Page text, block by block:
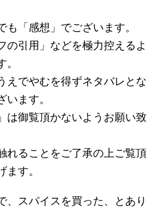
も「感想」でございます。
の引用」などを極力控えるよ
えでやむを得ずネタバレとな
います。
は御覧頂かないようお願い致
れることをご了承の上ご覧頂
ます。
、スパイスを買った、とあり